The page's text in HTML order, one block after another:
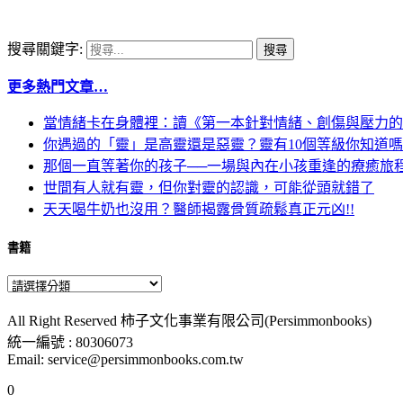
搜尋關鍵字:
更多熱門文章…
當情緒卡在身體裡：讀《第一本針對情緒、創傷與壓力的
你遇過的「靈」是高靈還是惡靈？靈有10個等級你知道嗎
那個一直等著你的孩子──一場與內在小孩重逢的療癒旅
世間有人就有靈，但你對靈的認識，可能從頭就錯了
天天喝牛奶也沒用？醫師揭露骨質疏鬆真正元凶!!
書籍
All Right Reserved 柿子文化事業有限公司(Persimmonbooks)
統一編號 : 80306073
Email: service@persimmonbooks.com.tw
0